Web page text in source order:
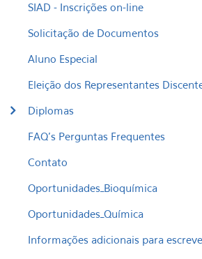
SIAD - Inscrições on-line
Solicitação de Documentos
Aluno Especial
Eleição dos Representantes
Diplomas
FAQ's Perguntas Frequentes
Contato
Oportunidades_Bioquímica
Oportunidades_Química
Informações adicionais para